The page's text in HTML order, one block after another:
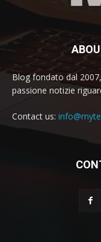
Blog fondato dal
passione notizie
Contact us: